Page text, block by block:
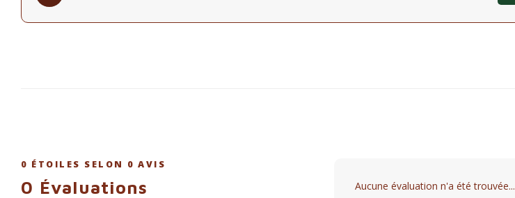
0 ÉTOILES SELON 0 AVIS
0 Évaluations Aucune évaluation n'a été trouvée...